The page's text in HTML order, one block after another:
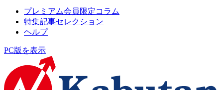
プレミアム会員限定コラム
特集記事セレクション
ヘルプ
PC版を表示